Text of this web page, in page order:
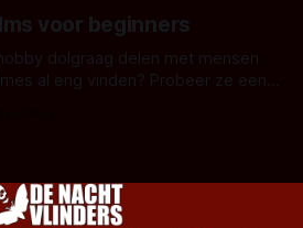
Maar Nederlandse horror
een aantal Nederlandse tv-
series uit het duistere of horrorgenre. Als
voor beginners
dolgraag delen met mensen
al eng vinden? Probeer ze eens